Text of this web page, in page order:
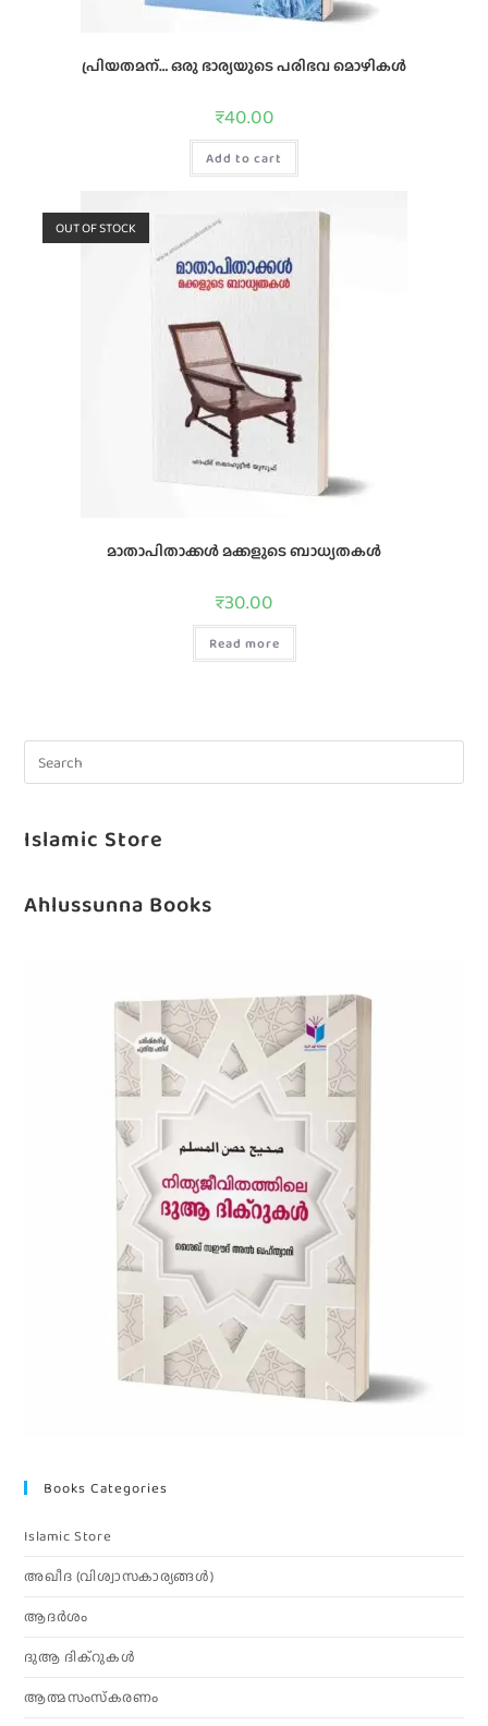
പ്രിയതമന്… ഒരു ഭാര്യയുടെ പരിഭവ മൊഴികൾ
₹40.00
Add to cart
OUT OF STOCK
മാതാപിതാക്കള്‍ മക്കളുടെ ബാധ്യതകള്‍
₹30.00
Read more
Islamic Store
Ahlussunna Books
Books Categories
Islamic Store
അഖീദ (വിശ്വാസകാര്യങ്ങള്‍)
ആദര്‍ശം
ദുആ ദിക്റുകൾ
ആത്മസംസ്‌കരണം